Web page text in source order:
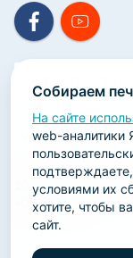
Собираем
На сайте
web-аналитики
условиями их
хотите, чтобы
сайт.
2026 ООО «Научно-
«ОРТОДЕНТ»